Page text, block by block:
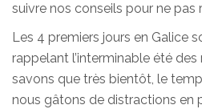
suivre nos conseils pour ne pas
Les 4 premiers jours en Galice
rappelant l’interminable été
savons que très bientôt, le
nous gâtons de distractions en